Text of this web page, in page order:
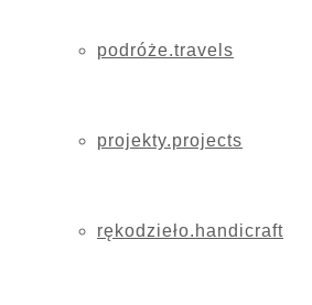
podróże.travels
projekty.projects
rękodzieło.handicraft